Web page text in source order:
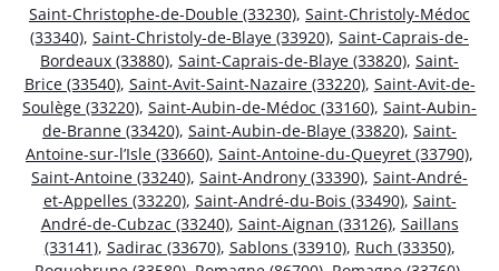
Saint-Christophe-de-Double (33230), Saint-Christoly-Médoc
(33340), Saint-Christoly-de-Blaye (33920), Saint-Caprais-de-
Bordeaux (33880), Saint-Caprais-de-Blaye (33820), Saint-
Brice (33540), Saint-Avit-Saint-Nazaire (33220), Saint-Avit-de-
Soulège (33220), Saint-Aubin-de-Médoc (33160), Saint-Aubin-
de-Branne (33420), Saint-Aubin-de-Blaye (33820), Saint-
Antoine-sur-l’Isle (33660), Saint-Antoine-du-Queyret (33790),
Saint-Antoine (33240), Saint-Androny (33390), Saint-André-
et-Appelles (33220), Saint-André-du-Bois (33490), Saint-
André-de-Cubzac (33240), Saint-Aignan (33126), Saillans
(33141), Sadirac (33670), Sablons (33910), Ruch (33350),